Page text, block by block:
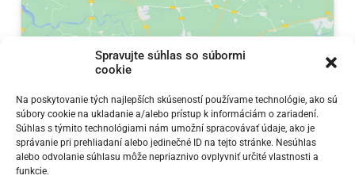
Spravujte súhlas so súbormi
cookie
Na poskytovanie tých najlepších skúseností používame technológie, ako sú
súbory cookie na ukladanie a/alebo prístup k informáciám o zariadení.
Súhlas s týmito technológiami nám umožní spracovávať údaje, ako je
správanie pri prehliadaní alebo jedinečné ID na tejto stránke. Nesúhlas
alebo odvolanie súhlasu môže nepriaznivo ovplyvniť určité vlastnosti a
funkcie.
Klepnutím přijměte marketingové soubory
cookie a povolte tento obsah